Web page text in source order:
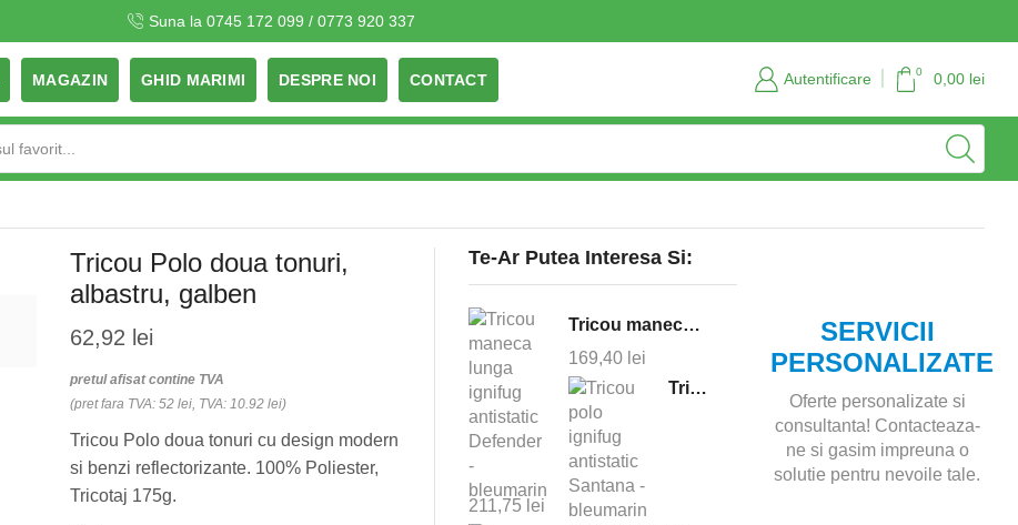
Suna la 0745 172 099 / 0773 920 337
MAGAZIN GHID MARIMI DESPRE NOI CONTACT Autentificare 0 0,00 lei
input
Tricou Polo doua tonuri,
albastru, galben
62,92 lei
pretul afisat contine TVA
(pret fara TVA: 52 lei, TVA: 10.92 lei)
Tricou Polo doua tonuri cu design modern
si benzi reflectorizante. 100% Poliester,
Tricotaj 175g.
Te-Ar Putea Interesa Si:
Tricou maneca lunga ignifug antistatic Defender - bleumarin
169,40 lei
Tricou polo ignifug antistatic Santana - bleumarin
211,75 lei
SERVICII
PERSONALIZATE
Oferte personalizate si
consultanta! Contacteaza-
ne si gasim impreuna o
solutie pentru nevoile tale.